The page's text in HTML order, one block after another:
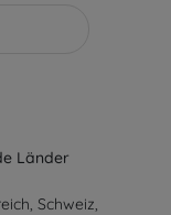
Länder
Schweiz,